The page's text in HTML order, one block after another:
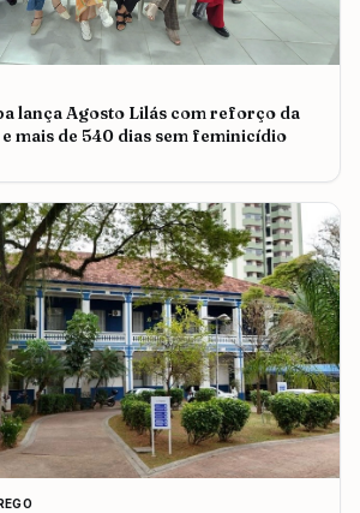
lança Agosto Lilás com reforço da
mais de 540 dias sem feminicídio